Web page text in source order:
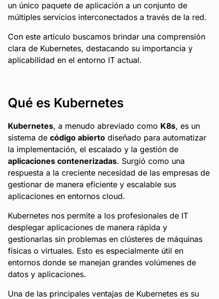
un único paquete de aplicación a un conjunto de
múltiples servicios interconectados a través de la red.
Con este artículo buscamos brindar una comprensión
clara de Kubernetes, destacando su importancia y
aplicabilidad en el entorno IT actual.
Qué es Kubernetes
Kubernetes, a menudo abreviado como K8s, es un
sistema de código abierto diseñado para automatizar
la implementación, el escalado y la gestión de
aplicaciones contenerizadas. Surgió como una
respuesta a la creciente necesidad de las empresas de
gestionar de manera eficiente y escalable sus
aplicaciones en entornos cloud.
Kubernetes nos permite a los profesionales de IT
desplegar aplicaciones de manera rápida y
gestionarlas sin problemas en clústeres de máquinas
físicas o virtuales. Esto es especialmente útil en
entornos donde se manejan grandes volúmenes de
datos y aplicaciones.
Una de las principales ventajas de Kubernetes es su